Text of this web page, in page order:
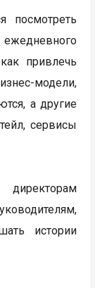
посмотреть
привлечь
модели,
а другие
сервисы
истории